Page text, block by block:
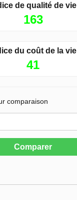
de qualité de vie
163
du coût de la vie
41
comparaison
Comparer